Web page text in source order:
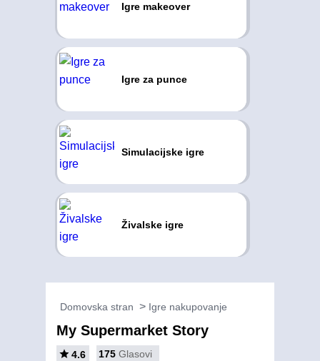
Igre makeover
Igre za punce
Simulacijske igre
Živalske igre
Domovska stran Igre nakupovanje
My Supermarket Story
4.6 175 Glasovi